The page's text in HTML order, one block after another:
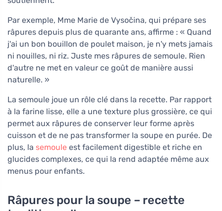
Par exemple, Mme Marie de Vysočina, qui prépare ses
râpures depuis plus de quarante ans, affirme : « Quand
j'ai un bon bouillon de poulet maison, je n'y mets jamais
ni nouilles, ni riz. Juste mes râpures de semoule. Rien
d'autre ne met en valeur ce goût de manière aussi
naturelle. »
La semoule joue un rôle clé dans la recette. Par rapport
à la farine lisse, elle a une texture plus grossière, ce qui
permet aux râpures de conserver leur forme après
cuisson et de ne pas transformer la soupe en purée. De
plus, la semoule est facilement digestible et riche en
glucides complexes, ce qui la rend adaptée même aux
menus pour enfants.
Râpures pour la soupe – recette